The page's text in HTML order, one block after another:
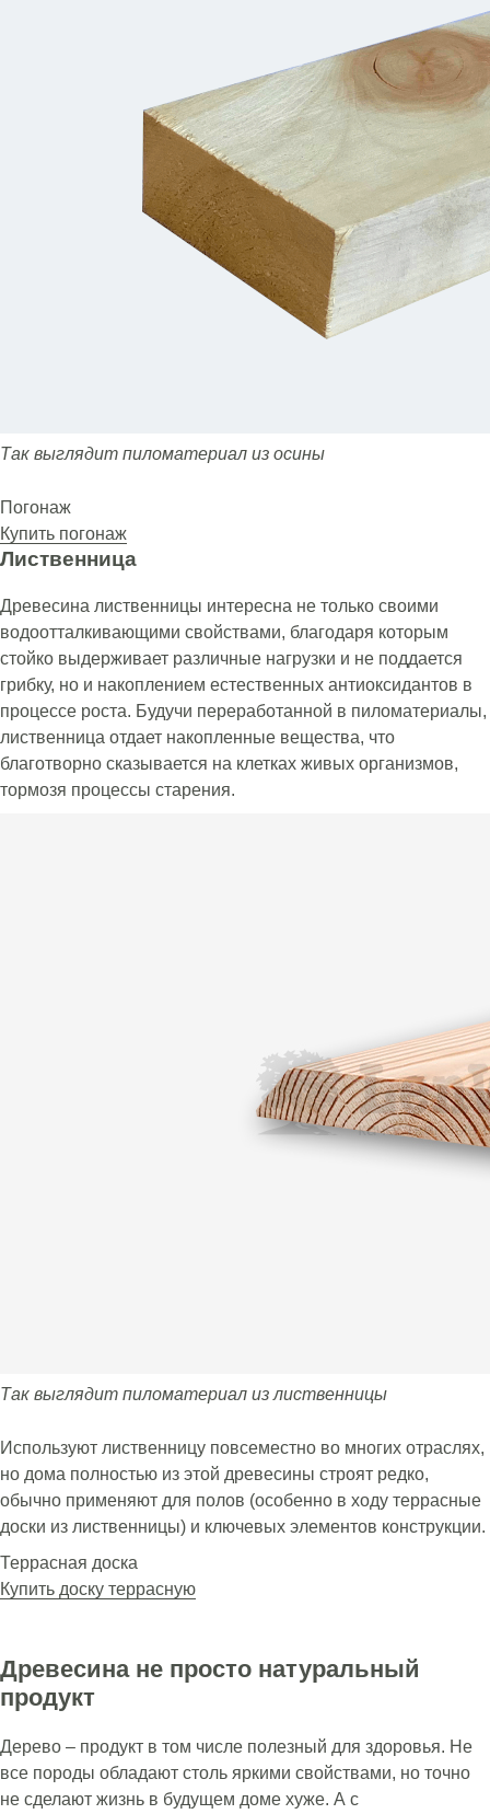
Так выглядит пиломатериал из осины
Погонаж
Купить погонаж
Лиственница
Древесина лиственницы интересна не только своими
водоотталкивающими свойствами, благодаря которым
стойко выдерживает различные нагрузки и не поддается
грибку, но и накоплением естественных антиоксидантов в
процессе роста. Будучи переработанной в пиломатериалы,
лиственница отдает накопленные вещества, что
благотворно сказывается на клетках живых организмов,
тормозя процессы старения.
Так выглядит пиломатериал из лиственницы
Используют лиственницу повсеместно во многих отраслях,
но дома полностью из этой древесины строят редко,
обычно применяют для полов (особенно в ходу террасные
доски из лиственницы) и ключевых элементов конструкции.
Террасная доска
Купить доску террасную
Древесина не просто натуральный
продукт
Дерево – продукт в том числе полезный для здоровья. Не
все породы обладают столь яркими свойствами, но точно
не сделают жизнь в будущем доме хуже. А с